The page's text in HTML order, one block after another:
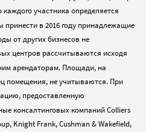
участника определяется
в 2016 году принадлежащие
от других бизнесов не
центров рассчитываются исходя
арендаторам. Площади, на
помещения, не учитываются. При
предоставленную
консалтинговых компаний Colliers
Knight Frank, Cushman & Wakefield,